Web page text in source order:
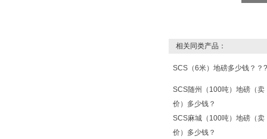
相关同类产品：
SCS（6米）地磅多少钱？？?
SCS随州（100吨）地磅（卖
价）多少钱？
SCS麻城（100吨）地磅（卖
价）多少钱？